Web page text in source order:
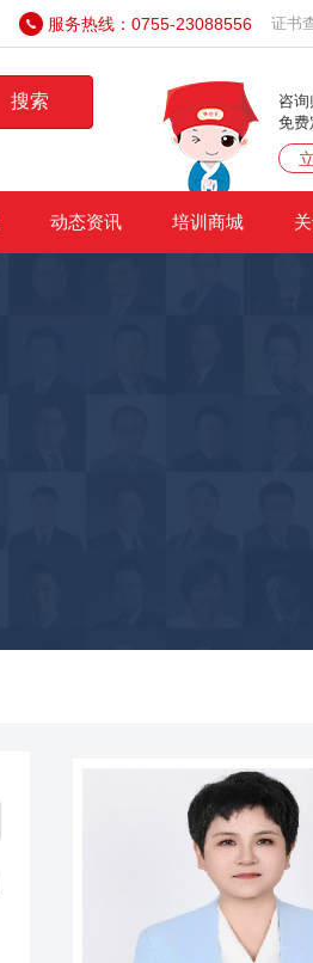
服务热线：0755-23088556 证书
搜索
咨询
免费
动态资讯 培训商城